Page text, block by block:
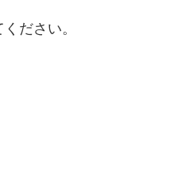
ださい。